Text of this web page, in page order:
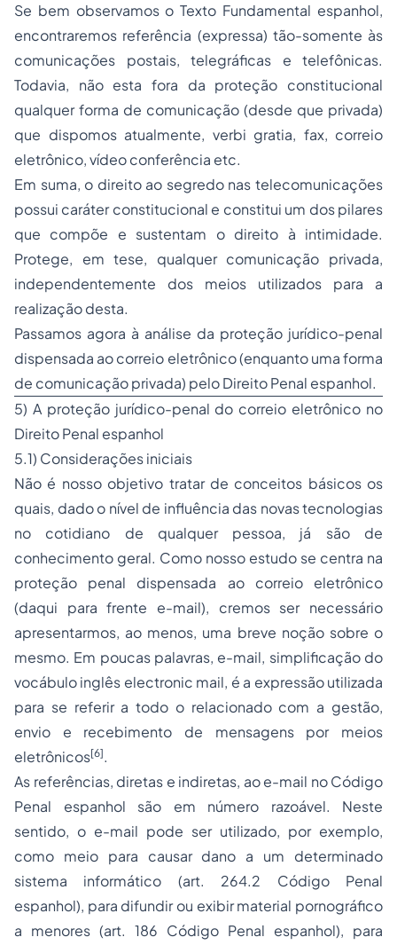
Se bem observamos o Texto Fundamental espanhol,
encontraremos referência (expressa) tão-somente às
comunicações postais, telegráficas e telefônicas.
Todavia, não esta fora da proteção constitucional
qualquer forma de comunicação (desde que privada)
que dispomos atualmente, verbi gratia, fax, correio
eletrônico, vídeo conferência etc.
Em suma, o direito ao segredo nas telecomunicações
possui caráter constitucional e constitui um dos pilares
que compõe e sustentam o direito à intimidade.
Protege, em tese, qualquer comunicação privada,
independentemente dos meios utilizados para a
realização desta.
Passamos agora à análise da proteção jurídico-penal
dispensada ao correio eletrônico (enquanto uma forma
de comunicação privada) pelo Direito Penal espanhol.
5) A proteção jurídico-penal do correio eletrônico no
Direito Penal espanhol
5.1) Considerações iniciais
Não é nosso objetivo tratar de conceitos básicos os
quais, dado o nível de influência das novas tecnologias
no cotidiano de qualquer pessoa, já são de
conhecimento geral. Como nosso estudo se centra na
proteção penal dispensada ao correio eletrônico
(daqui para frente e-mail), cremos ser necessário
apresentarmos, ao menos, uma breve noção sobre o
mesmo. Em poucas palavras, e-mail, simplificação do
vocábulo inglês electronic mail, é a expressão utilizada
para se referir a todo o relacionado com a gestão,
envio e recebimento de mensagens por meios
eletrônicos[6].
As referências, diretas e indiretas, aoe-mail no Código
Penal espanhol são em número razoável. Neste
sentido, o e-mail pode ser utilizado, por exemplo,
como meio para causar dano a um determinado
sistema informático (art. 264.2 Código Penal
espanhol), para difundir ou exibir material pornográfico
a menores (art. 186 Código Penal espanhol), para